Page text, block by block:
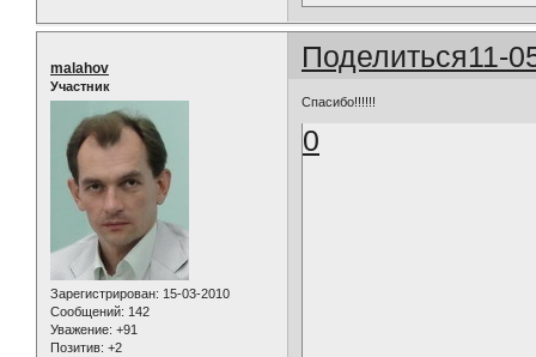
Поделиться11-
malahov
Участник
Зарегистрирован: 15-03-2010
Сообщений: 142
Уважение: +91
Позитив: +2
Спасибо!!!!!!
0